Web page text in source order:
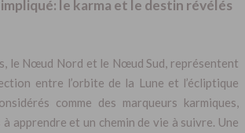
le karma et le destin révélés
le Nœud Nord et le Nœud Sud, représentent
entre l’orbite de la Lune et l’écliptique
comme des marqueurs karmiques,
apprendre et un chemin de vie à suivre. Une